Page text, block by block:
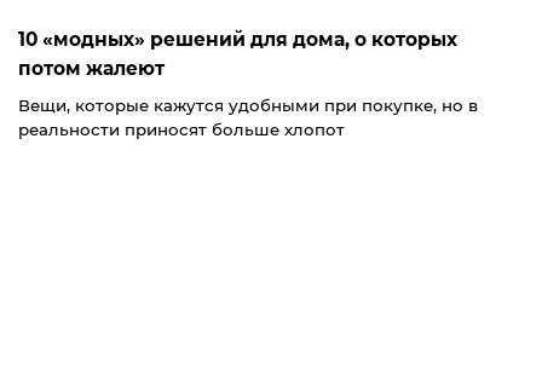
10 «модных» решений для дома, о которых
потом жалеют
Вещи, которые кажутся удобными при покупке, но в
реальности приносят больше хлопот